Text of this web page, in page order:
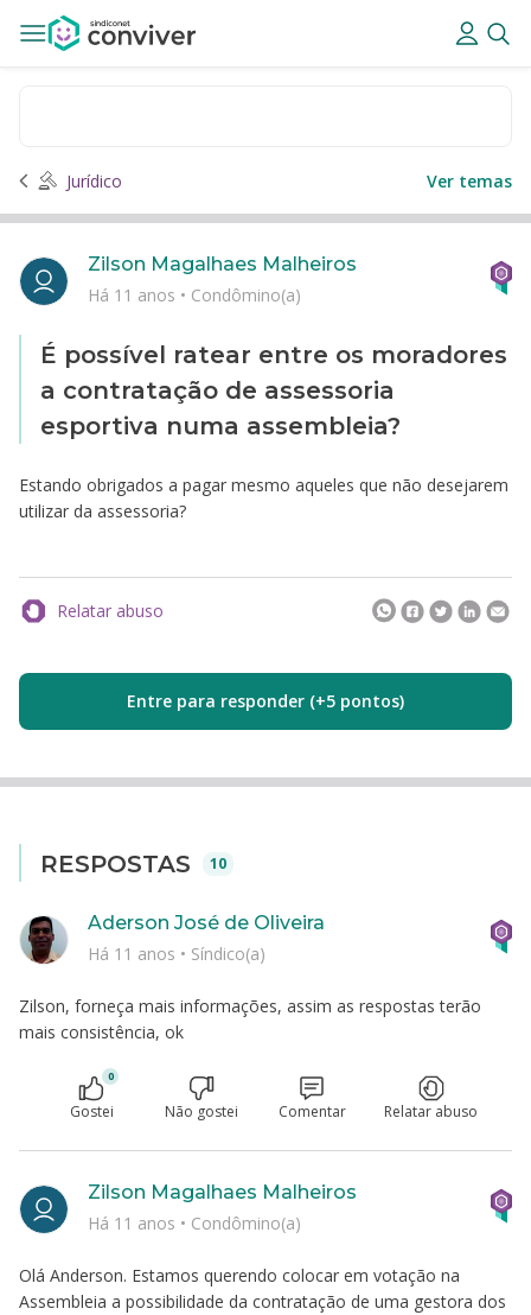
Jurídico Ver temas
É possível ratear entre os moradores
a contratação de assessoria
esportiva numa assembleia?
Estando obrigados a pagar mesmo aqueles que não desejarem
utilizar da assessoria?
Zilson Magalhaes Malheiros
Há 11 anos • Condômino(a)
Relatar abuso
Entre para responder (+5 pontos)
RESPOSTAS 10
Zilson, forneça mais informações, assim as respostas terão
mais consistência, ok
Aderson José de Oliveira
Há 11 anos • Síndico(a)
0
Gostei Não gostei Comentar Relatar abuso
Olá Anderson. Estamos querendo colocar em votação na
Assembleia a possibilidade da contratação de uma gestora dos
Zilson Magalhaes Malheiros
Há 11 anos • Condômino(a)